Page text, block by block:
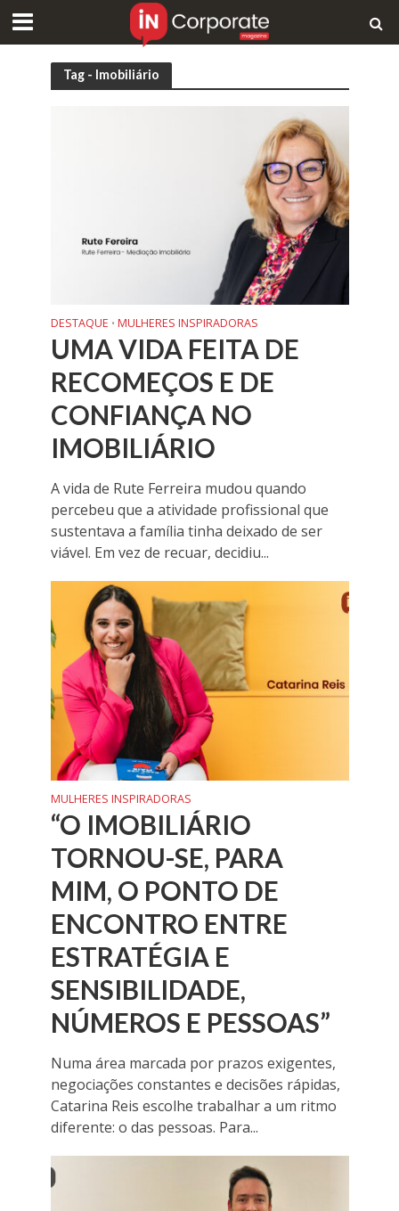
Tag - Imobiliário
DESTAQUE • MULHERES INSPIRADORAS
UMA VIDA FEITA DE
RECOMEÇOS E DE
CONFIANÇA NO
IMOBILIÁRIO
A vida de Rute Ferreira mudou quando
percebeu que a atividade profissional que
sustentava a família tinha deixado de ser
viável. Em vez de recuar, decidiu...
MULHERES INSPIRADORAS
“O IMOBILIÁRIO
TORNOU-SE, PARA
MIM, O PONTO DE
ENCONTRO ENTRE
ESTRATÉGIA E
SENSIBILIDADE,
NÚMEROS E PESSOAS”
Numa área marcada por prazos exigentes,
negociações constantes e decisões rápidas,
Catarina Reis escolhe trabalhar a um ritmo
diferente: o das pessoas. Para...